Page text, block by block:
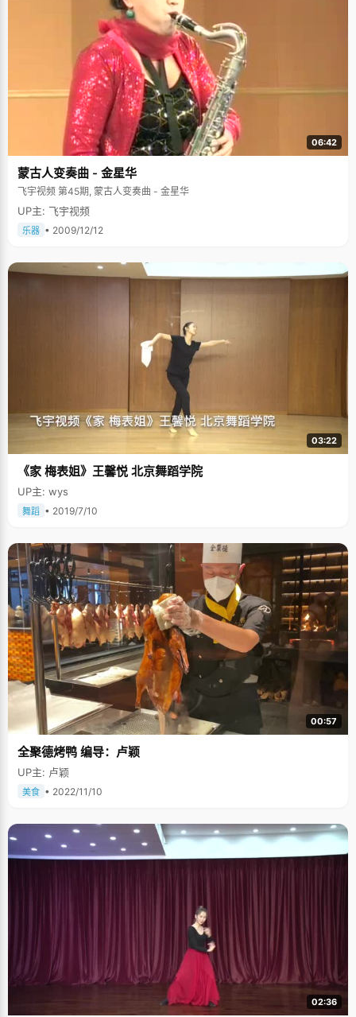
06:42
蒙古人变奏曲 - 金星华
飞宇视频 第45期, 蒙古人变奏曲 - 金星华
UP主: 飞宇视频
乐器 • 2009/12/12
03:22
《家 梅表姐》王馨悦 北京舞蹈学院
UP主: wys
舞蹈 • 2019/7/10
00:57
全聚德烤鸭 编导：卢颖
UP主: 卢颖
美食 • 2022/11/10
02:36